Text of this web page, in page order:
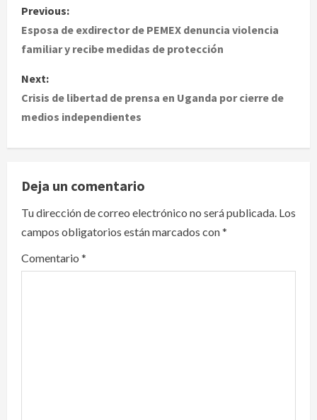
o
t
n
a
v
i
g
a
Previous:
Esposa de exdirector de PEMEX denuncia violencia
familiar y recibe medidas de protección
Next:
Crisis de libertad de prensa en Uganda por cierre de
medios independientes
Deja un comentario
Tu dirección de correo electrónico no será publicada. Los
campos obligatorios están marcados con*
Comentario *